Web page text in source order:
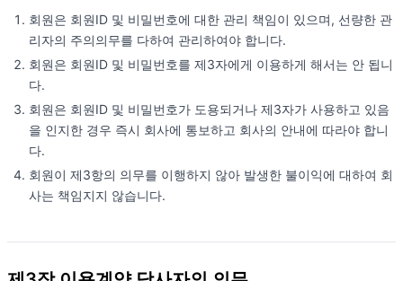
회원은 회원ID 및 비밀번호에 대한 관리 책임이 있으며, 선량한 관
리자의 주의의무를 다하여 관리하여야 합니다.
회원은 회원ID 및 비밀번호를 제3자에게 이용하게 해서는 안 됩니
다.
회원은 회원ID 및 비밀번호가 도용되거나 제3자가 사용하고 있음
을 인지한 경우 즉시 회사에 통보하고 회사의 안내에 따라야 합니
다.
회원이 제3항의 의무를 이행하지 않아 발생한 불이익에 대하여 회
사는 책임지지 않습니다.